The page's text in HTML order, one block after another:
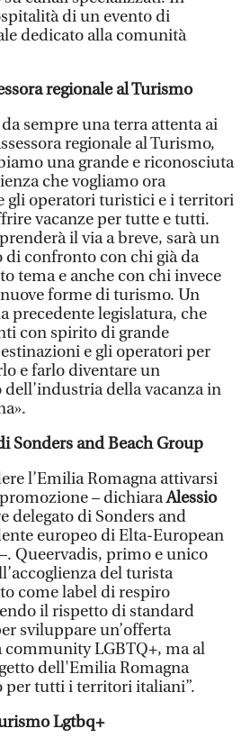
di un evento di
dedicato alla comunità
regionale al Turismo
sempre una terra attenta ai
regionale al Turismo,
una grande e riconosciuta
che vogliamo ora
gli operatori turistici e i territori
vacanze per tutte e tutti.
il via a breve, sarà un
confronto con chi già da
tema e anche con chi invece
forme di turismo. Un
precedente legislatura, che
con spirito di grande
e gli operatori per
e farlo diventare un
della vacanza in
Sonders and Beach Group
l’Emilia Romagna attivarsi
– dichiaraAlessio
delegato di Sonders and
europeo di Elta-European
Queervadis, primo e unico
del turista
come label di respiro
il rispetto di standard
sviluppare un’offerta
community LGBTQ+, ma al
dell'Emilia Romagna
per tutti i territori italiani”.
Lgtbq+